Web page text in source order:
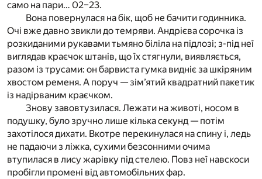
само на пари… 02–23.
Вона повернулася на бік, щоб не бачити годинника.
Очі вже давно звикли до темряви. Андрієва сорочка із
розкиданими рукавами тьмяно біліла на підлозі; з-під неї
виглядав краєчок штанів, що їх стягнули, виявляється,
разом із трусами: он барвиста гумка видніє за шкіряним
хвостом ременя. А поруч — зім’ятий квадратний пакетик
із надірваним краєчком.
Знову завовтузилася. Лежати на животі, носом в
подушку, було зручно лише кілька секунд — потім
захотілося дихати. Вкотре перекинулася на спину і, ледь
не падаючи з ліжка, сухими безсонними очима
втупилася в лису жарівку під стелею. Повз неї навскоси
пробігли промені від автомобільних фар.